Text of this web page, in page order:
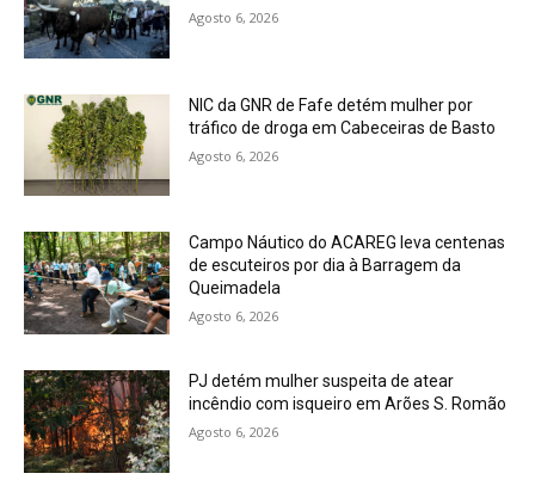
Agosto 6, 2026
NIC da GNR de Fafe detém mulher por
tráfico de droga em Cabeceiras de Basto
Agosto 6, 2026
Campo Náutico do ACAREG leva centenas
de escuteiros por dia à Barragem da
Queimadela
Agosto 6, 2026
PJ detém mulher suspeita de atear
incêndio com isqueiro em Arões S. Romão
Agosto 6, 2026